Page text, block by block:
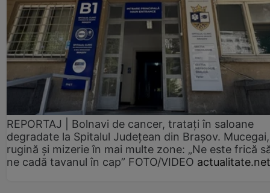
REPORTAJ | Bolnavi de cancer, tratați în saloane
degradate la Spitalul Județean din Brașov. Mucegai,
rugină și mizerie în mai multe zone: „Ne este frică
ne cadă tavanul în cap” FOTO/VIDEO actualitate.net